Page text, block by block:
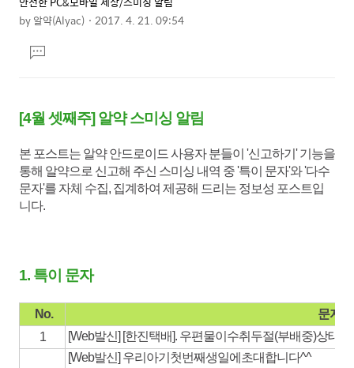
츠
by알약(Alyac) 2017. 4. 21. 09:54
문댓
글
[4월 셋째주] 알약스미싱 알림
본 포스트는 알약 안드로이드 사용자 분들이 '신고하기' 기능을
통해 알약으로 신고해 주신 스미싱 내역 중 '특이 문자'와 '다수
문자'를 자체 수집, 집계하여 제공해 드리는 정보성 포스트입
니다.
1. 특이 문자
No.
문자
1
[Web발신] [한진택배]. 우편물이수취두절(부배중)상태
[Web발신] 우리아기첫번째생일에초대합니다^^